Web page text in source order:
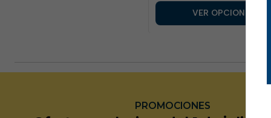
VER OPCIONES
PROMOCIONES